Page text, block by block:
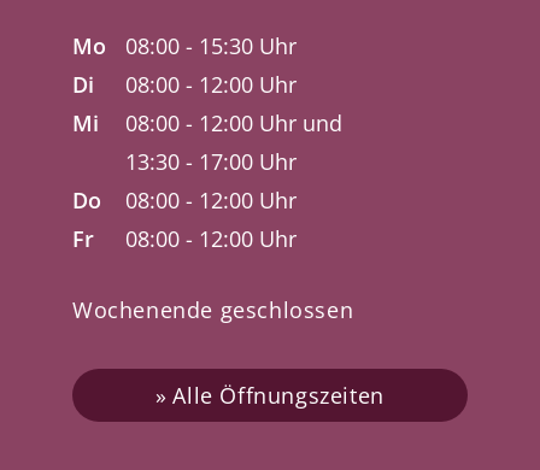
Mo
08:00 - 15:30 Uhr
Di
08:00 - 12:00 Uhr
Mi
08:00 - 12:00 Uhr und
13:30 - 17:00 Uhr
Do
08:00 - 12:00 Uhr
Fr
08:00 - 12:00 Uhr
Wochenende geschlossen
Alle Öffnungszeiten